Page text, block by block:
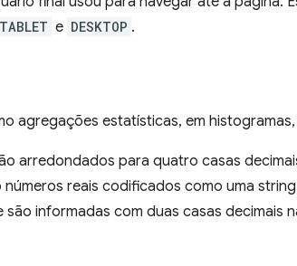
TABLET e DESKTOP .
agregações estatísticas, em histogramas,
arredondados para quatro casas
números reais codificados como uma
informadas com duas casas decimais